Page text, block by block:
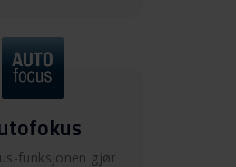
funksjonen gjør